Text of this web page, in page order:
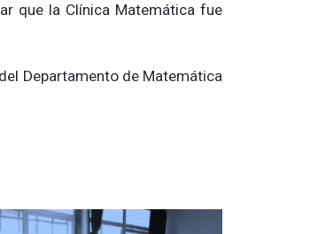
que la Clínica Matemática fue
Departamento de Matemática